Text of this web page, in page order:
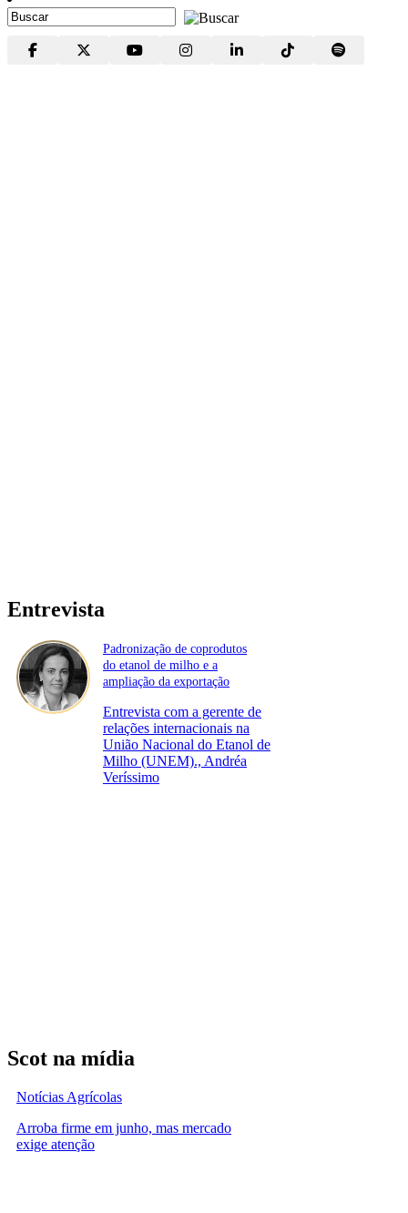
Entrevista
Padronização de coprodutos
do etanol de milho e a
ampliação da exportação
Entrevista com a gerente de
relações internacionais na
União Nacional do Etanol de
Milho (UNEM)., Andréa
Veríssimo
Scot na mídia
Notícias Agrícolas
Arroba firme em junho, mas mercado
exige atenção